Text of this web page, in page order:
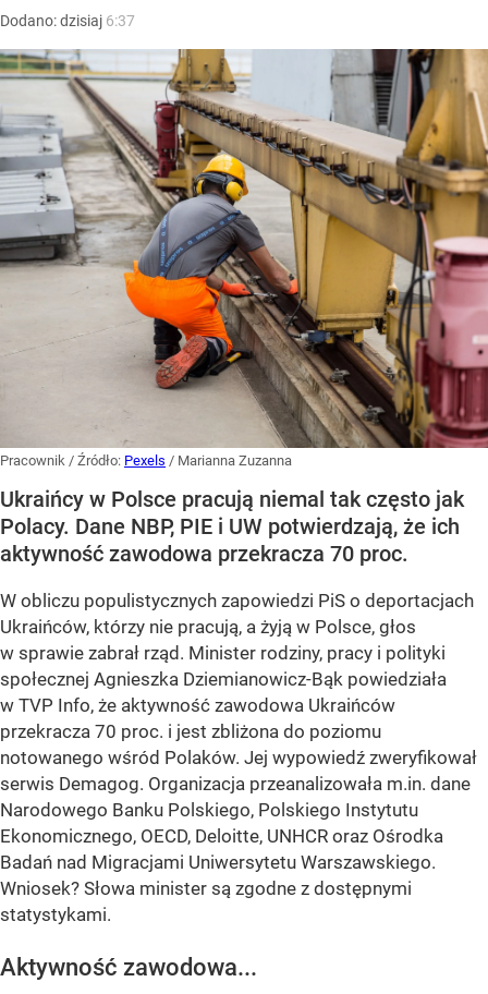
Dodano:dzisiaj 6:37
Pracownik / Źródło: Pexels / Marianna Zuzanna
Ukraińcy w Polsce pracują niemal tak często jak
Polacy. Dane NBP, PIE i UW potwierdzają, że ich
aktywność zawodowa przekracza 70 proc.
W obliczu populistycznych zapowiedzi PiS o deportacjach
Ukraińców, którzy nie pracują, a żyją w Polsce, głos
w sprawie zabrał rząd. Minister rodziny, pracy i polityki
społecznej Agnieszka Dziemianowicz-Bąk powiedziała
w TVP Info, że aktywność zawodowa Ukraińców
przekracza 70 proc. i jest zbliżona do poziomu
notowanego wśród Polaków. Jej wypowiedź zweryfikował
serwis Demagog. Organizacja przeanalizowała m.in. dane
Narodowego Banku Polskiego, Polskiego Instytutu
Ekonomicznego, OECD, Deloitte, UNHCR oraz Ośrodka
Badań nad Migracjami Uniwersytetu Warszawskiego.
Wniosek? Słowa minister są zgodne z dostępnymi
statystykami.
Aktywność zawodowa...